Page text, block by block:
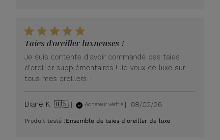
Taies d'oreiller luxueuses !
Je suis contente d'avoir commandé ces taies
d'oreiller supplémentaires ! Je veux ce luxe sur
tous mes oreillers !
Diane K. 🇺🇸 Acheteur vérifié
Date
publication
08/02/26
Produit testé :Ensemble de taies d'oreiller de luxe